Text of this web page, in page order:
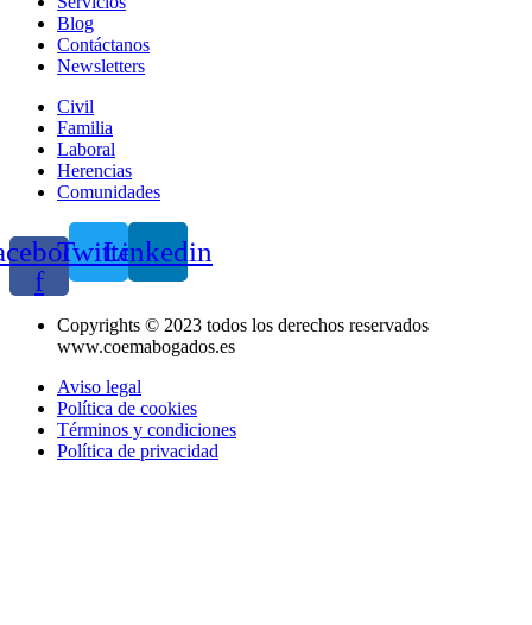
Blog
Contáctanos
Newsletters
Civil
Familia
Laboral
Herencias
Comunidades
f
TwitterLinkedin
Copyrights © 2023 todos los derechos reservados
www.coemabogados.es
Aviso legal
Política de cookies
Términos y condiciones
Política de privacidad